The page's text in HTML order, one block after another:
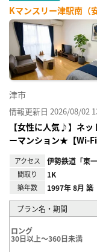
Kマンスリー津駅南（
津市
情報更新日 2026/08/02
【女性に人気♪】ネ
ーマンション★【Wi-Fi
アクセス 伊勢鉄道「東
間取り 1K
築年数 1997年 8月 築
プラン名・期間
ロング
30日以上～360日未満